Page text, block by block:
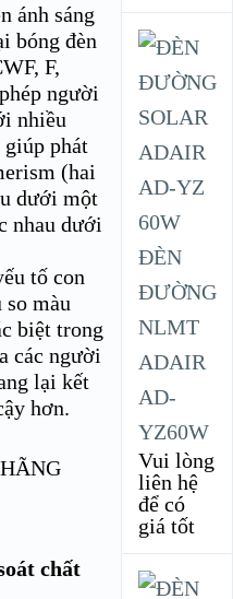
ánh sáng
bóng đèn
F,
người
nhiều
giúp phát
(hai
dưới một
nhau dưới
tố con
màu
biệt trong
các người
lại kết
hơn.
chất
ĐÈN
ĐƯỜNG
NLMT
ADAIR
AD-
YZ60W
Vui lòng
liên hệ
để có
giá tốt